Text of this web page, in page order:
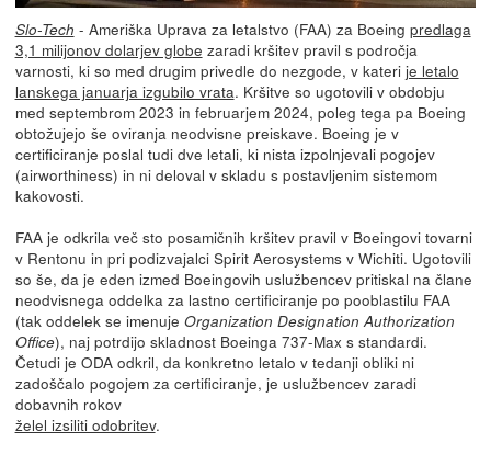
Slo-Tech - Ameriška Uprava za letalstvo (FAA) za Boeing predlaga
3,1 milijonov dolarjev globe zaradi kršitev pravil s področja
varnosti, ki so med drugim privedle do nezgode, v kateri je letalo
lanskega januarja izgubilo vrata. Kršitve so ugotovili v obdobju
med septembrom 2023 in februarjem 2024, poleg tega pa Boeing
obtožujejo še oviranja neodvisne preiskave. Boeing je v
certificiranje poslal tudi dve letali, ki nista izpolnjevali pogojev
(airworthiness) in ni deloval v skladu s postavljenim sistemom
kakovosti.
FAA je odkrila več sto posamičnih kršitev pravil v Boeingovi tovarni
v Rentonu in pri podizvajalci Spirit Aerosystems v Wichiti. Ugotovili
so še, da je eden izmed Boeingovih uslužbencev pritiskal na člane
neodvisnega oddelka za lastno certificiranje po pooblastilu FAA
(tak oddelek se imenuje Organization Designation Authorization
Office), naj potrdijo skladnost Boeinga 737-Max s standardi.
Četudi je ODA odkril, da konkretno letalo v tedanji obliki ni
zadoščalo pogojem za certificiranje, je uslužbencev zaradi
dobavnih rokov
želel izsiliti odobritev.